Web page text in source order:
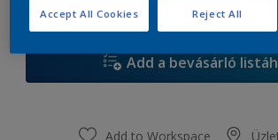
Add a bevásárló
Add to Workspace
Reject All
Accept All Cookies